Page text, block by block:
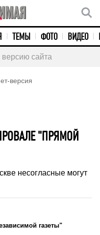
ТЕМЫ ФОТО ВИДЕО
сайта
версия
"ПРЯМОЙ
несогласные могут
газеты"